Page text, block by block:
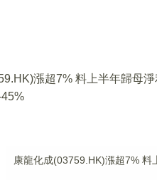
漲超7% 料上半年歸母淨
康龍化成(03759.HK)漲超7%